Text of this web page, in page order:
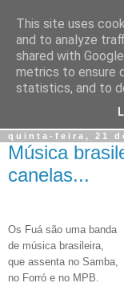
quinta-feira, 21
Música
canelas...
Os Fuá são uma banda
de música brasileira,
que assenta no Samba,
no Forró e no MPB.
This site uses
and to analyze
shared with
metrics to ensure
statistics, and to